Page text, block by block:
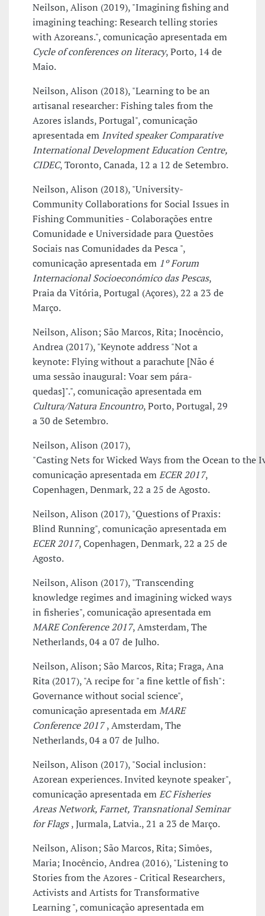
Neilson, Alison (2019), "Imagining fishing and
imagining teaching: Research telling stories
with Azoreans.", comunicação apresentada em
Cycle of conferences on literacy, Porto, 14 de
Maio.
Neilson, Alison (2018), "Learning to be an
artisanal researcher: Fishing tales from the
Azores islands, Portugal", comunicação
apresentada em Invited speaker Comparative
International Development Education Centre,
CIDEC, Toronto, Canada, 12 a 12 de Setembro.
Neilson, Alison (2018), "University-
Community Collaborations for Social Issues in
Fishing Communities - Colaborações entre
Comunidade e Universidade para Questões
Sociais nas Comunidades da Pesca ",
comunicação apresentada em 1º Forum
Internacional Socioeconómico das Pescas,
Praia da Vitória, Portugal (Açores), 22 a 23 de
Março.
Neilson, Alison; São Marcos, Rita; Inocêncio,
Andrea (2017), "Keynote address "Not a
keynote: Flying without a parachute [Não é
uma sessão inaugural: Voar sem pára-
quedas]".", comunicação apresentada em
Cultura/Natura Encountro, Porto, Portugal, 29
a 30 de Setembro.
Neilson, Alison (2017),
"Casting Nets for Wicked Ways from the Ocean to the
comunicação apresentada emECER 2017,
Copenhagen, Denmark, 22 a 25 de Agosto.
Neilson, Alison (2017), "Questions of Praxis:
Blind Running", comunicação apresentada em
ECER 2017, Copenhagen, Denmark, 22 a 25 de
Agosto.
Neilson, Alison (2017), "Transcending
knowledge regimes and imagining wicked ways
in fisheries", comunicação apresentada em
MARE Conference 2017, Amsterdam, The
Netherlands, 04 a 07 de Julho.
Neilson, Alison; São Marcos, Rita; Fraga, Ana
Rita (2017), "A recipe for "a fine kettle of fish":
Governance without social science",
comunicação apresentada emMARE
Conference 2017, Amsterdam, The
Netherlands, 04 a 07 de Julho.
Neilson, Alison (2017), "Social inclusion:
Azorean experiences. Invited keynote speaker",
comunicação apresentada emEC Fisheries
Areas Network, Farnet, Transnational Seminar
for Flags, Jurmala, Latvia., 21 a 23 de Março.
Neilson, Alison; São Marcos, Rita; Simôes,
Maria; Inocêncio, Andrea (2016), "Listening to
Stories from the Azores - Critical Researchers,
Activists and Artists for Transformative
Learning ", comunicação apresentada em